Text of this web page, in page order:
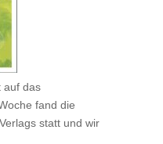
auf das
fand die
s statt und wir